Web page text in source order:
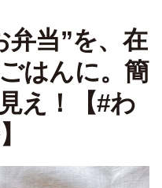
弁当”を、在
はんに。簡
え！【#わ